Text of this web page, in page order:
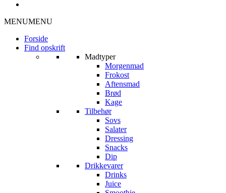
MENUMENU
Forside
Find opskrift
Madtyper
Morgenmad
Frokost
Aftensmad
Brød
Kage
Tilbehør
Sovs
Salater
Dressing
Snacks
Dip
Drikkevarer
Drinks
Juice